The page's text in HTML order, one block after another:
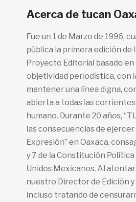
Acerca de tucan
Fue un 1 de Marzo de 1996,
pública la primera edición de
Proyecto Editorial basado en
objetividad periodística, con
mantener una línea digna,
abierta a todas las
humano. Durante 20 años,
las consecuencias de ejercer
Expresión” en Oaxaca,
y 7 de la Constitución Política
Unidos Mexicanos. Al
nuestro Director de Edición y
incluso tratando de